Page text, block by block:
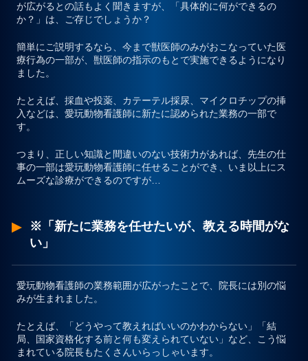
が広がるとの話もよく聞きますが、
「具体的に何ができるの
か？」 は、ご存じでしょうか？
簡単にご説明するなら、今まで獣医師のみがおこなっていた医
療行為の一部が、獣医師の指示のもとで実施できるようになり
ました。
たとえば、 採血や投薬、カテーテル採尿、マイクロチップの挿
入などは、愛玩動物看護師に新たに認められた業務の一部で
す。
つまり、正しい知識と間違いのない技術力があれば、 先生の仕
事の一部は愛玩動物看護師に任せることができ、いま以上にス
ムーズな診療ができるのですが…
※「新たに業務を任せたいが、教える時間がな
い」
愛玩動物看護師の業務範囲が広がったことで、院長には別の悩
みが生まれました。
たとえば、
「どうやって教えればいいのかわからない」「結
局、国家資格化する前と何も変えられていない」 など、こう悩
まれている院長もたくさんいらっしゃいます。